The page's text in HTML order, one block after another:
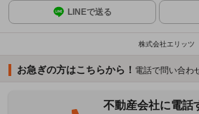
LINEで送る
株式会社エリッツ
お急ぎの方はこちらから！ 電話で問い合わ
不動産会社に電話